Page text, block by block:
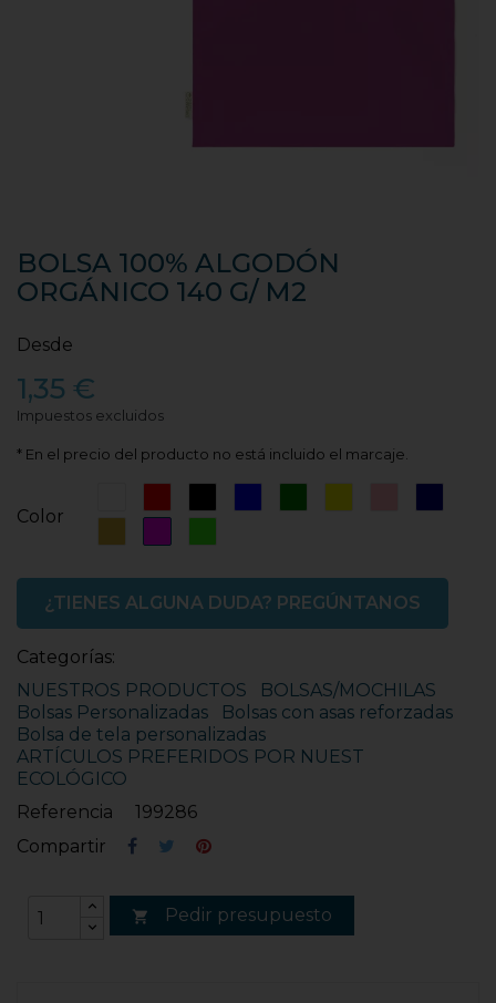
BOLSA 100% ALGODÓN
ORGÁNICO 140 G/ M2
Desde
1,35 €
Impuestos excluidos
* En el precio del producto no está incluido el marcaje.
Color
Marino
FucsiaFluor
¿TIENES ALGUNA DUDA? PREGÚNTANOS
Categorías:
NUESTROS PRODUCTOS
BOLSAS/MOCHILAS
Bolsas Personalizadas
Bolsas con asas reforzadas
Bolsa de tela personalizadas
ARTÍCULOS PREFERIDOS POR NUEST
ECOLÓGICO
Referencia
199286
Compartir
 Pedir presupuesto